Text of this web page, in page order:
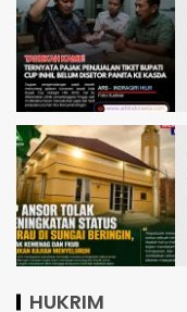
HUKRIM